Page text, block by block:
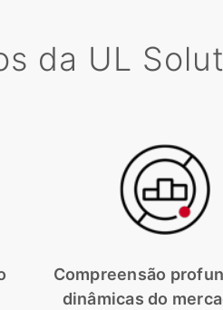
da UL
Compreensão
dinâmicas do